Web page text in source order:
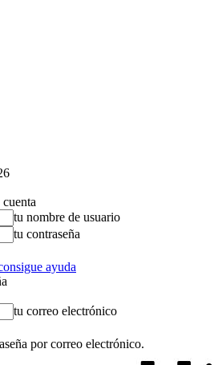
tu nombre de usuario
tu contraseña
ayuda
tu correo electrónico
por correo electrónico.